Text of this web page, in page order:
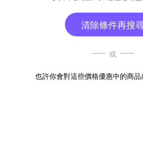
清除條件再搜
或
也許你會對這些價格優惠中的商品